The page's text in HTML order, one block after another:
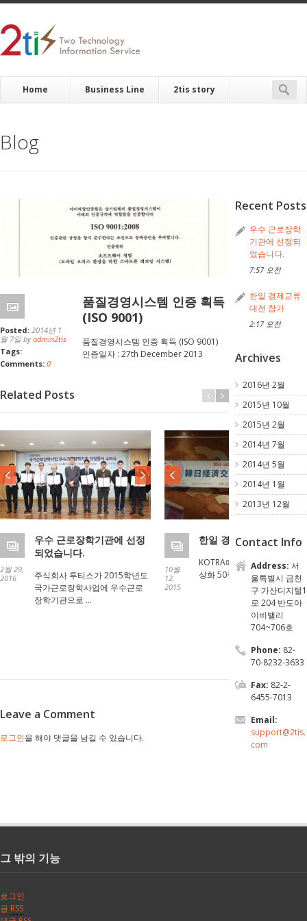
Home Business Line 2tis story
Blog
Posted: 2014년 1
월 7일 byadmin2tis
Tags:
Comments: 0
품질경영시스템 인증 획득
(ISO 9001)
품질경영시스템 인증 획득 (ISO 9001)
인증일자 : 27th December 2013
Related Posts
2월 29,
2016
우수 근로장학기관에 선정
되었습니다.
주식회사 투티스가 2015학년도
국가근로장학사업에 우수근로
장학기관으로 …
10월
12,
2015
한일 경제교류대전 참가
KOTRA에서 개최한 한일 국
상화 50주년을 기념해서 10
Leave a Comment
로그인을 해야 댓글을 남길 수 있습니다.
Recent Posts
우수 근로장학
기관에 선정되
었습니다.
7:57 오전
한일 경제교류
대전 참가
2:17 오전
Archives
2016년 2월
2015년 10월
2015년 2월
2014년 7월
2014년 5월
2014년 1월
2013년 12월
Contact Info
Address: 서
울특별시 금천
구 가산디지털1
로 204 반도아
이비밸리
704~706호
Phone: 82-
70-8232-3633
Fax: 82-2-
6455-7013
Email:
support@2tis.
com
그 밖의 기능
로그인
글 RSS